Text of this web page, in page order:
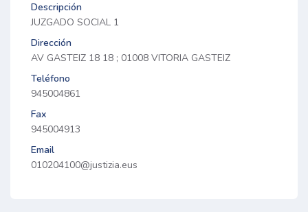
Descripción
JUZGADO SOCIAL 1
Dirección
AV GASTEIZ 18 18 ; 01008 VITORIA GASTEIZ
Teléfono
945004861
Fax
945004913
Email
010204100@justizia.eus